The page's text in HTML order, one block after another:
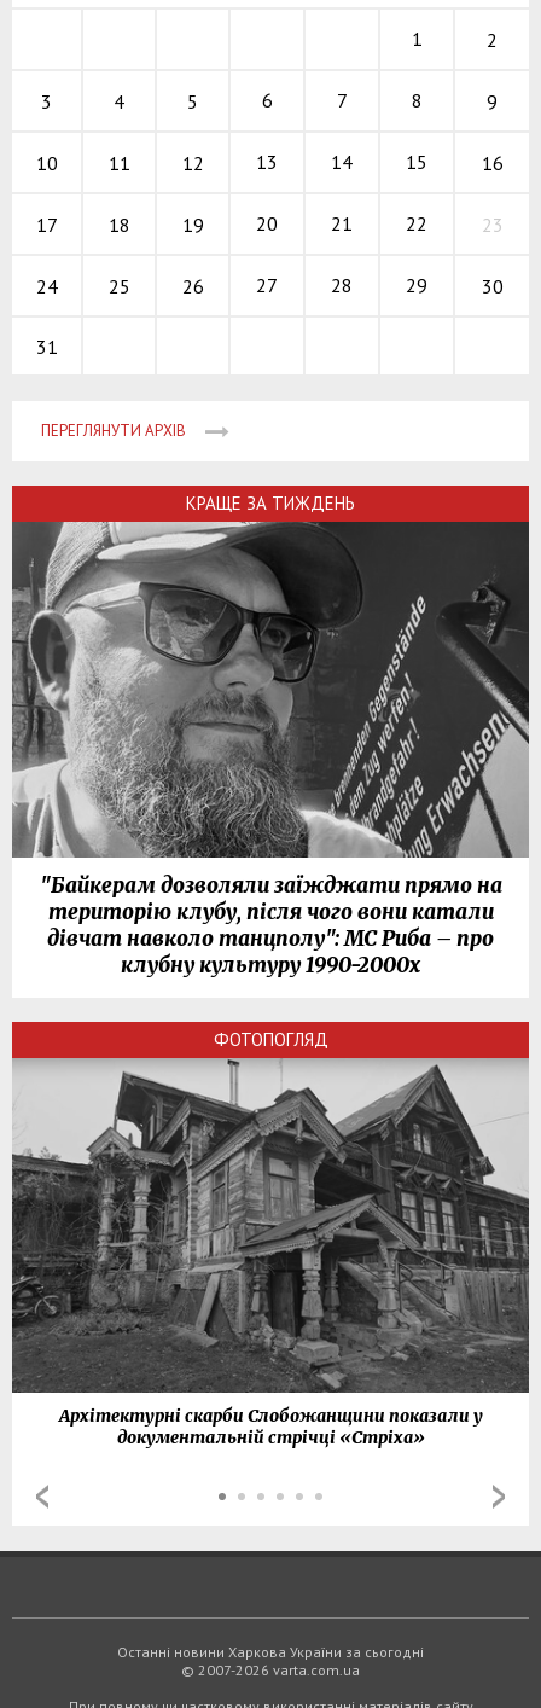
1 2
3 4 5 6 7 8 9
10 11 12 13 14 15 16
17 18 19 20 21 22 23
24 25 26 27 28 29 30
31
ПЕРЕГЛЯНУТИ АРХІВ
КРАЩЕ ЗА ТИЖДЕНЬ
"Байкерам дозволяли заїжджати прямо на
територію клубу, після чого вони катали
дівчат навколо танцполу": МС Риба – про
клубну культуру 1990-2000х
ФОТОПОГЛЯД
Архітектурні скарби Слобожанщини показали у
документальній стрічці «Стріха»
Останні новини Харкова України за сьогодні
© 2007-2026 varta.com.ua